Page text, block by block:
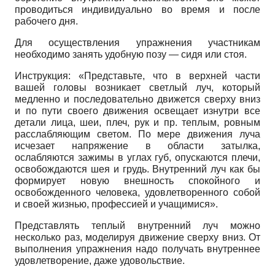
проводиться индивидуально во время и после
рабочего дня.
Для осуществления упражнения участникам
необходимо занять удобную позу — сидя или стоя.
Инструкция: «Представьте, что в верхней части
вашей головы возникает светлый луч, который
медленно и последовательно движется сверху вниз
и по пути своего движения освещает изнутри все
детали лица, шеи, плеч, рук и пр. теплым, ровным
расслабляющим светом. По мере движения луча
исчезает напряжение в области затылка,
ослабляются зажимы в углах губ, опускаются плечи,
освобождаются шея и грудь. Внутренний луч как бы
формирует новую внешность спокойного и
освобожденного человека, удовлетворенного собой
и своей жизнью, профессией и учащимися».
Представлять теплый внутренний луч можно
несколько раз, моделируя движение сверху вниз. От
выполнения упражнения надо получать внутреннее
удовлетворение, даже удовольствие.